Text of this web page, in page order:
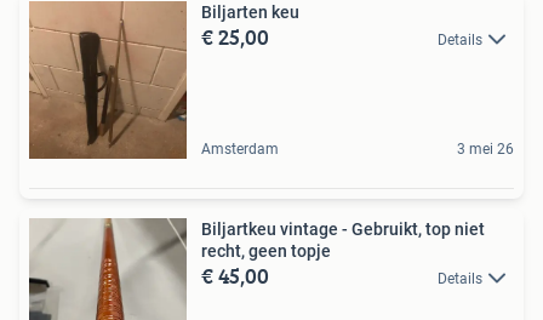
Biljarten keu
€ 25,00 Details
Amsterdam 3 mei 26
Biljartkeu vintage - Gebruikt, top niet
recht, geen topje
€ 45,00 Details